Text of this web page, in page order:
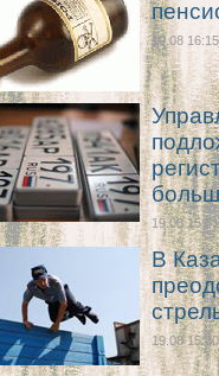
19.08 16:15
19.08 15:31
В
19.08 15:30